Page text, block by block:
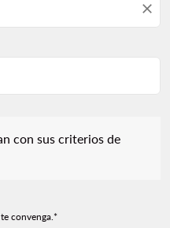
close
con sus criterios de
convenga.*